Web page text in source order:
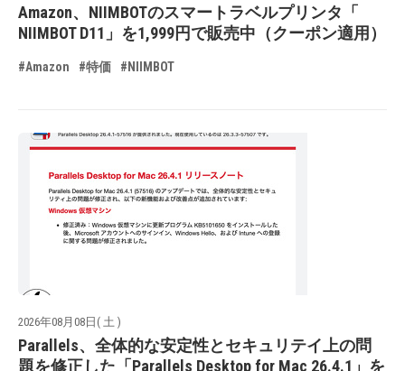
Amazon、NIIMBOTのスマートラベルプリンタ「
NIIMBOT D11」を1,999円で販売中（クーポン適用）
#Amazon #特価 #NIIMBOT
2026年08月08日( 土 )
Parallels、全体的な安定性とセキュリテイ上の問
題を修正した「Parallels Desktop for Mac 26.4.1」を